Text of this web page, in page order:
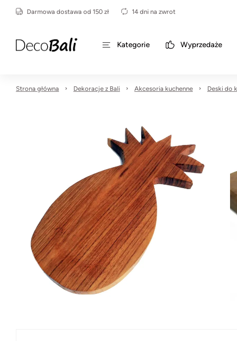
Darmowa dostawa od 150 zł 14 dni na zwrot
Kategorie Wyprzedaże
Strona główna Dekoracje z Bali Akcesoria kuchenne Deski do